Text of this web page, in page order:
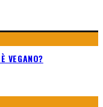
VEGANO?